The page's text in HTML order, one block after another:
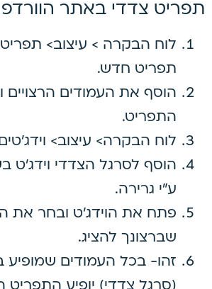
תפריט צדדי באתר
לוח הבקרה > עיצוב>
תפריט חדש.
הוסף את העמודים הרצויים
התפריט.
לוח הבקרה> עיצוב>
הוסף לסרגל הצדדי וידג'ט
ע"י גרירה.
פתח את הוידג'ט ובחר את
שברצונך להציג.
זהו- בכל העמודים שמופיע
(סרגל צדדי) יופיע